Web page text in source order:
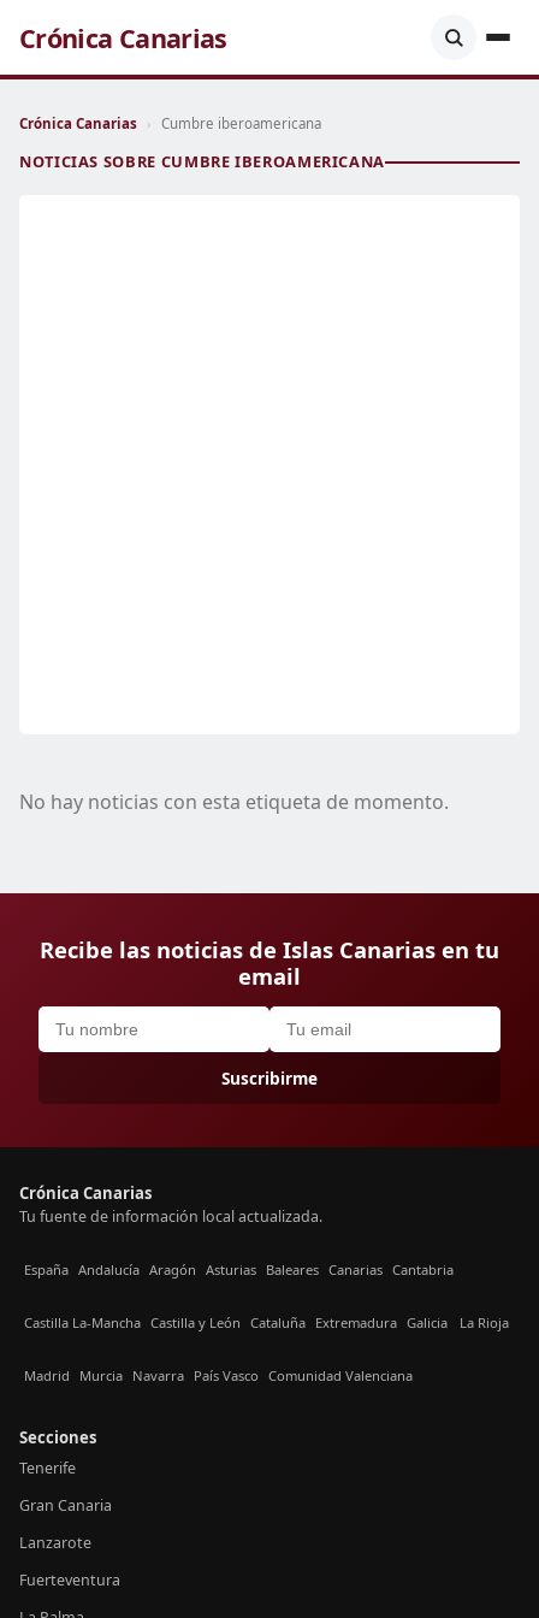
Crónica Canarias
Crónica Canarias › Cumbre iberoamericana
NOTICIAS SOBRE CUMBRE IBEROAMERICANA
No hay noticias con esta etiqueta de momento.
Recibe las noticias de Islas Canarias en tu
email
Suscribirme
Crónica Canarias
Tu fuente de información local actualizada.
España Andalucía Aragón Asturias Baleares Canarias Cantabria
Castilla La-Mancha Castilla y León Cataluña Extremadura Galicia La Rioja
Madrid Murcia Navarra País Vasco Comunidad Valenciana
Secciones
Tenerife
Gran Canaria
Lanzarote
Fuerteventura